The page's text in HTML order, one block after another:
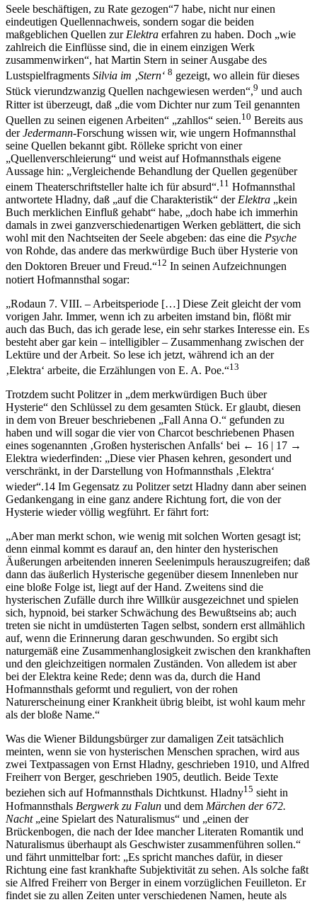
Seele beschäftigen, zu Rate gezogen“7 habe, nicht nur einen
eindeutigen Quellennachweis, sondern sogar die beiden
maßgeblichen Quellen zur Elektra erfahren zu haben. Doch „wie
zahlreich die Einflüsse sind, die in einem einzigen Werk
zusammenwirken“, hat Martin Stern in seiner Ausgabe des
Lustspielfragments Silvia im ‚Stern‘ 8 gezeigt, wo allein für dieses
Stück vierundzwanzig Quellen nachgewiesen werden“,9 und auch
Ritter ist überzeugt, daß „die vom Dichter nur zum Teil genannten
Quellen zu seinen eigenen Arbeiten“ „zahllos“ seien.10 Bereits aus
derJedermann-Forschung wissen wir, wie ungern Hofmannsthal
seine Quellen bekannt gibt. Rölleke spricht von einer
„Quellenverschleierung“ und weist auf Hofmannsthals eigene
Aussage hin: „Vergleichende Behandlung der Quellen gegenüber
einem Theaterschriftsteller halte ich für absurd“.11 Hofmannsthal
antwortete Hladny, daß „auf die Charakteristik“ der Elektra „kein
Buch merklichen Einfluß gehabt“ habe, „doch habe ich immerhin
damals in zwei ganzverschiedenartigen Werken geblättert, die sich
wohl mit den Nachtseiten der Seele abgeben: das eine die Psyche
von Rohde, das andere das merkwürdige Buch über Hysterie von
den Doktoren Breuer und Freud.“12 In seinen Aufzeichnungen
notiert Hofmannsthal sogar:
„Rodaun 7. VIII. – Arbeitsperiode […] Diese Zeit gleicht der vom
vorigen Jahr. Immer, wenn ich zu arbeiten imstand bin, flößt mir
auch das Buch, das ich gerade lese, ein sehr starkes Interesse ein. Es
besteht aber gar kein – intelligibler – Zusammenhang zwischen der
Lektüre und der Arbeit. So lese ich jetzt, während ich an der
‚Elektra‘ arbeite, die Erzählungen von E. A. Poe.“13
Trotzdem sucht Politzer in „dem merkwürdigen Buch über
Hysterie“ den Schlüssel zu dem gesamten Stück. Er glaubt, diesen
in dem von Breuer beschriebenen „Fall Anna O.“ gefunden zu
haben und will sogar die vier von Charcot beschriebenen Phasen
eines sogenannten ‚Großen hysterischen Anfalls‘ bei ← 16 | 17 →
Elektra wiederfinden: „Diese vier Phasen kehren, gesondert und
verschränkt, in der Darstellung von Hofmannsthals ‚Elektra‘
wieder“.14 Im Gegensatz zu Politzer setzt Hladny dann aber seinen
Gedankengang in eine ganz andere Richtung fort, die von der
Hysterie wieder völlig wegführt. Er fährt fort:
„Aber man merkt schon, wie wenig mit solchen Worten gesagt ist;
denn einmal kommt es darauf an, den hinter den hysterischen
Äußerungen arbeitenden inneren Seelenimpuls herauszugreifen; daß
dann das äußerlich Hysterische gegenüber diesem Innenleben nur
eine bloße Folge ist, liegt auf der Hand. Zweitens sind die
hysterischen Zufälle durch ihre Willkür ausgezeichnet und spielen
sich, hypnoid, bei starker Schwächung des Bewußtseins ab; auch
treten sie nicht in umdüsterten Tagen selbst, sondern erst allmählich
auf, wenn die Erinnerung daran geschwunden. So ergibt sich
naturgemäß eine Zusammenhanglosigkeit zwischen den krankhaften
und den gleichzeitigen normalen Zuständen. Von alledem ist aber
bei der Elektra keine Rede; denn was da, durch die Hand
Hofmannsthals geformt und reguliert, von der rohen
Naturerscheinung einer Krankheit übrig bleibt, ist wohl kaum mehr
als der bloße Name.“
Was die Wiener Bildungsbürger zur damaligen Zeit tatsächlich
meinten, wenn sie von hysterischen Menschen sprachen, wird aus
zwei Textpassagen von Ernst Hladny, geschrieben 1910, und Alfred
Freiherr von Berger, geschrieben 1905, deutlich. Beide Texte
beziehen sich auf Hofmannsthals Dichtkunst. Hladny15 sieht in
Hofmannsthals Bergwerk zu Falun und dem Märchen der 672.
Nacht„eine Spielart des Naturalismus“ und „einen der
Brückenbogen, die nach der Idee mancher Literaten Romantik und
Naturalismus überhaupt als Geschwister zusammenführen sollen.“
und fährt unmittelbar fort: „Es spricht manches dafür, in dieser
Richtung eine fast krankhafte Subjektivität zu sehen. Als solche faßt
sie Alfred Freiherr von Berger in einem vorzüglichen Feuilleton. Er
findet sie zu allen Zeiten unter verschiedenen Namen, heute als